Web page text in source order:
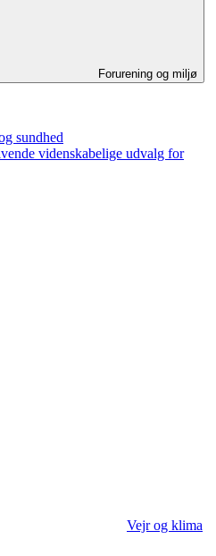
Forurening og miljø
sundhed
videnskabelige udvalg for
Vejr og klima